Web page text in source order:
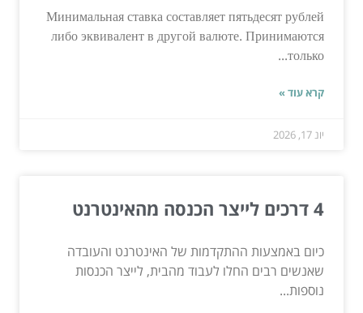
Минимальная ставка составляет пятьдесят рублей
либо эквивалент в другой валюте. Принимаются
только...
קרא עוד »
יונ 17, 2026
4 דרכים לייצר הכנסה מהאינטרנט
כיום באמצעות ההתקדמות של האינטרנט והעובדה
שאנשים רבים החלו לעבוד מהבית, לייצר הכנסות
נוספות...